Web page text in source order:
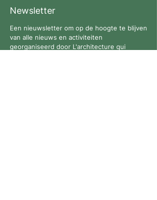
Newsletter
Een nieuwsletter om op de hoogte te blijven
van alle nieuws en activiteiten
georganiseerd door L'architecture qui